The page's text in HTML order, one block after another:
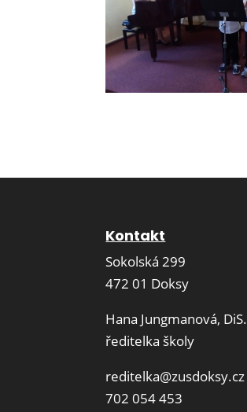
Kontakt
Sokolská 299
472 01 Doksy
Hana Jungmanová, DiS.
ředitelka školy
reditelka@zusdoksy.cz
702 054 453